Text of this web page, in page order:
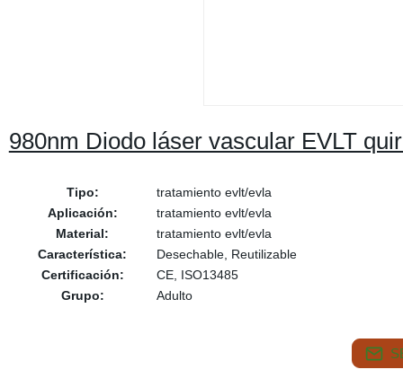
980nm Diodo láser vascular EVLT
Tipo:
tratamiento evlt/evla
Aplicación:
tratamiento evlt/evla
Material:
tratamiento evlt/evla
Característica:
Desechable, Reutilizable
Certificación:
CE, ISO13485
Grupo:
Adulto